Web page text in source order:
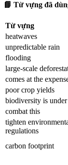
📘 Từ vựng đã
Từ vựng
heatwaves
unpredictable rain
flooding
large-scale
comes at the
poor crop yields
biodiversity is under
combat this
tighten
regulations
carbon footprint